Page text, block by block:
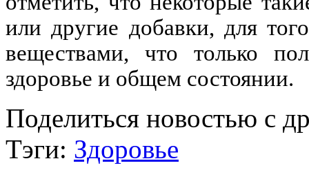
или другие добавки, для
веществами, что только
здоровье и общем состоянии.
Поделиться новостью с
Тэги: Здоровье